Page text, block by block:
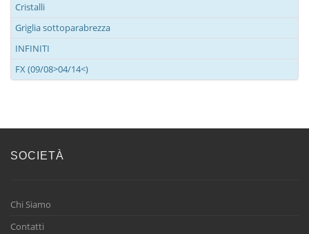
Cristalli
Griglia sottoparabrezza
INFINITI
FX (09/08>04/14<)
SOCIETÀ
Chi Siamo
Contatti